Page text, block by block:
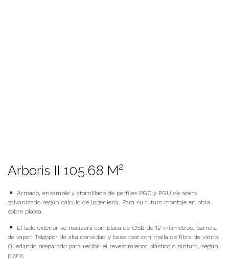
Arboris II 105.68 M²
Armado, ensamble y atornillado de perfiles PGC y PGU de acero
galvanizado según cálculo de ingeniería. Para su futuro montaje en obra
sobre platea.
El lado exterior se realizará con placa de OSB de 12 milímetros, barrera
de vapor, Telgopor de alta densidad y base coat con malla de fibra de vidrio.
Quedando preparado para recibir el revestimiento plástico o pintura, según
plano.